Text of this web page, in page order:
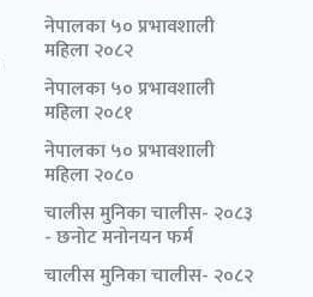
नेपालका ५० प्रभावशाली
महिला २०८२
नेपालका ५० प्रभावशाली
महिला २०८१
नेपालका ५० प्रभावशाली
महिला २०८०
चालीस मुनिका चालीस- २०८३
- छनोट मनोनयन फर्म
चालीस मुनिका चालीस- २०८२